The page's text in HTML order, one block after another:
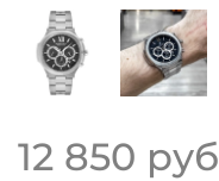
12 850 руб